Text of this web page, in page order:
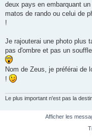
deux pays en embarquant
matos de rando ou celui de
!
Je rajouterai une photo plus
pas d'ombre et pas un
Nom de Zeus, je préférai de
!
Le plus important n'est pas la
Afficher les